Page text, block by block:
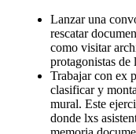
Lanzar una
rescatar
como visitar
protagonistas de
Trabajar con ex
clasificar y
mural. Este
donde lxs